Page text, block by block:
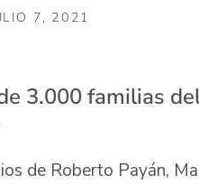
7, 2021
3.000 familias
de Roberto Payán,